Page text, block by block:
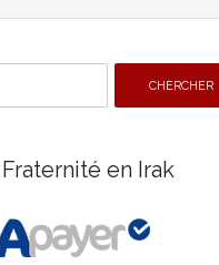
en Irak